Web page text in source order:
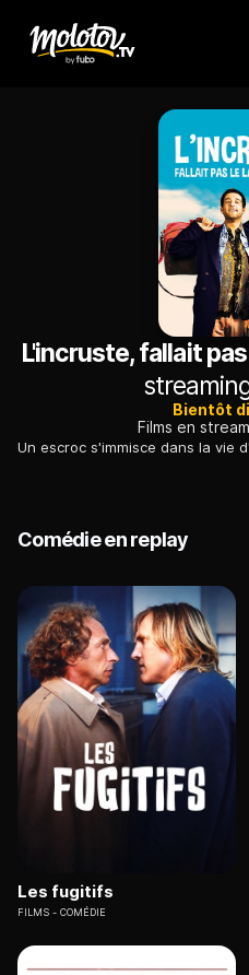
L'incruste, fallait
Bientôt
Films en
Comédie en replay
Les fugitifs
FILMS COMÉDIE